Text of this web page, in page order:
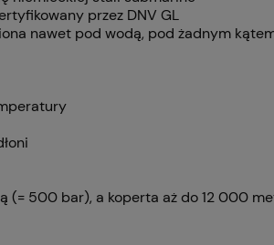
przez DNV GL
nawet pod wodą, pod żadnym
500 bar), a koperta aż do 12 000